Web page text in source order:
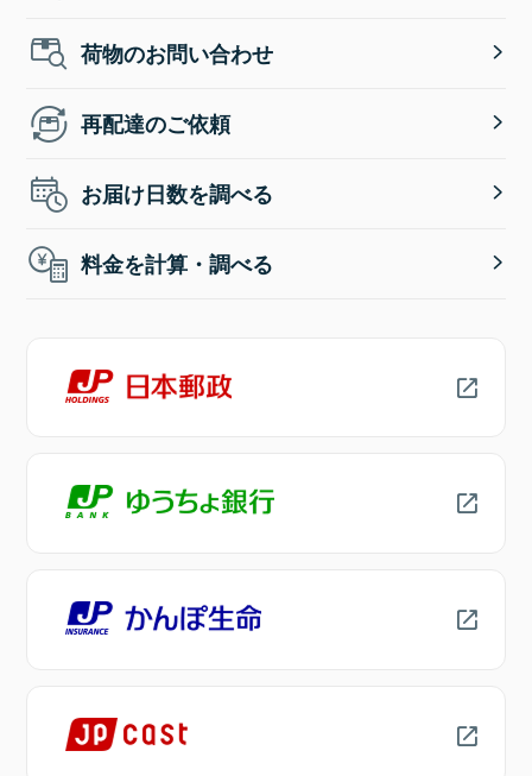
荷物のお問い合わせ
再配達のご依頼
お届け日数を調べる
料金を計算・調べる